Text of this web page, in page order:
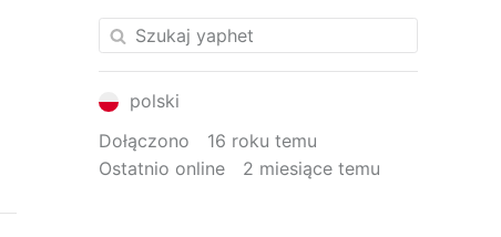
polski
Dołączono
16 roku temu
Ostatnio online
2 miesiące temu